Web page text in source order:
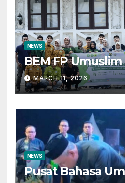
NEWS
BEM FP Umuslim
MARCH 11, 2026
NEWS
Pusat Bahasa